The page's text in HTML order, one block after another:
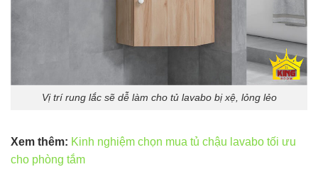
Vị trí rung lắc sẽ dễ làm cho tủ lavabo bị xệ, lỏng lẻo
Xem thêm: Kinh nghiệm chọn mua tủ chậu lavabo tối ưu
cho phòng tắm